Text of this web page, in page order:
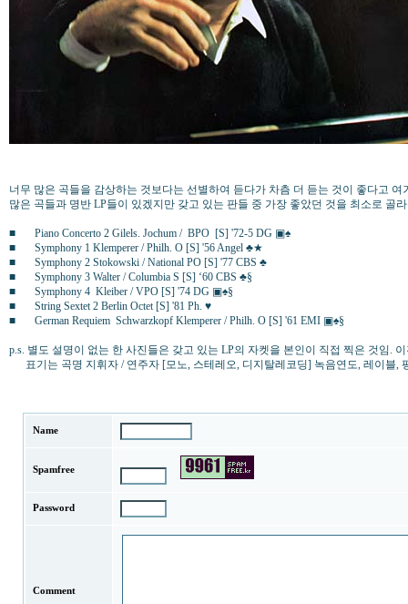
너무 많은 곡들을 감상하는 것보다는 선별하여 듣다가 차츰 더 듣는 것이 좋다고 여
많은 곡들과 명반 LP들이 있겠지만 갖고 있는 판들 중 가장 좋았던 것을 최소로 골
■ Piano Concerto 2 Gilels. Jochum / BPO [S] '72-5 DG ▣♠
■ Symphony 1 Klemperer / Philh. O [S] '56 Angel ♣★
■ Symphony 2 Stokowski / National PO [S] '77 CBS ♣
■ Symphony 3 Walter / Columbia S [S] ‘60 CBS ♣§
■ Symphony 4 Kleiber / VPO [S] '74 DG ▣♠§
■ String Sextet 2 Berlin Octet [S] '81 Ph. ♥
■ German Requiem Schwarzkopf Klemperer / Philh. O [S] '61 EMI ▣♠§
p.s. 별도 설명이 없는 한 사진들은 갖고 있는 LP의 자켓을 본인이 직접 찍은 것임.
표기는 곡명 지휘자 / 연주자 [모노, 스테레오, 디지탈레코딩] 녹음연도, 레이블,
Name
Spamfree
Password
Comment